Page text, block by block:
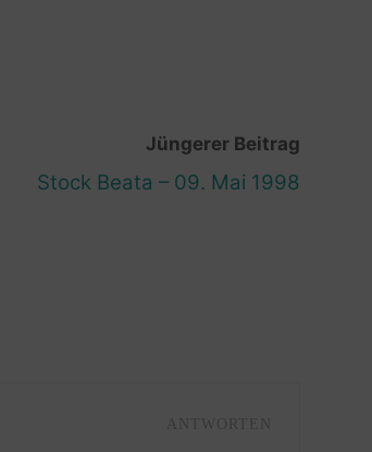
Jüngerer Beitrag
Stock Beata – 09. Mai 1998